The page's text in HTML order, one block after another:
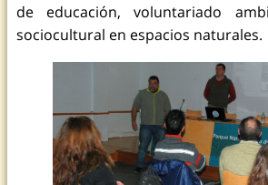
de educación, voluntariado
sociocultural en espacios naturales.